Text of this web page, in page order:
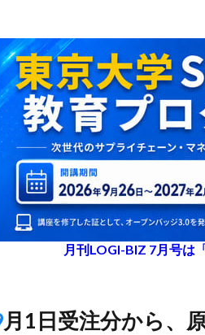
月刊LOGI-BIZ 7月号は
9月1日受注分から、